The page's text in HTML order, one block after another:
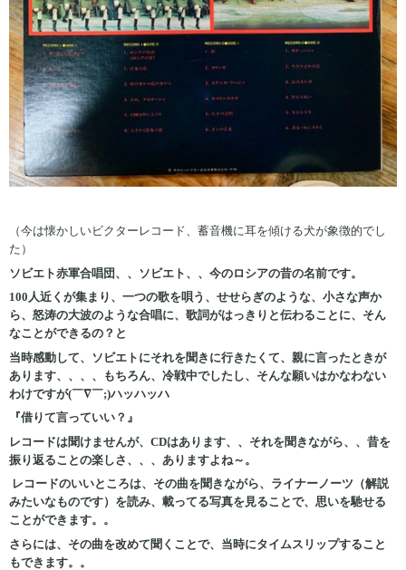
（今は懐かしいビクターレコード、蓄音機に耳を傾ける犬が象徴的でし
た）
ソビエト赤軍合唱団、、ソビエト、、今のロシアの昔の名前です。
100人近くが集まり、一つの歌を唄う、せせらぎのような、小さな声か
ら、怒涛の大波のような合唱に、歌詞がはっきりと伝わることに、そん
なことができるの？と
当時感動して、ソビエトにそれを聞きに行きたくて、親に言ったときが
あります、、、、もちろん、冷戦中でしたし、そんな願いはかなわない
わけですが(￣∇￣;)ハッハッハ
『借りて言っていい？』
レコードは聞けませんが、CDはあります、、それを聞きながら、、昔を
振り返ることの楽しさ、、、ありますよね～。
レコードのいいところは、その曲を聞きながら、ライナーノーツ（解説
みたいなものです）を読み、載ってる写真を見ることで、思いを馳せる
ことができます。。
さらには、その曲を改めて聞くことで、当時にタイムスリップすること
もできます。。